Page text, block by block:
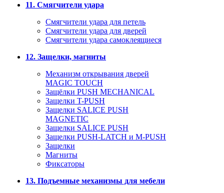
11. Смягчители удара
Смягчители удара для петель
Смягчители удара для дверей
Cмягчители удара самоклеящиеся
12. Защелки, магниты
Механизм открывания дверей
MAGIC TOUCH
Защёлки PUSH MECHANICAL
Защелки T-PUSH
Защелки SALICE PUSH
MAGNETIC
Защелки SALICE PUSH
Защелки PUSH-LATCH и M-PUSH
Защелки
Магниты
Фиксаторы
13. Подъемные механизмы для мебели